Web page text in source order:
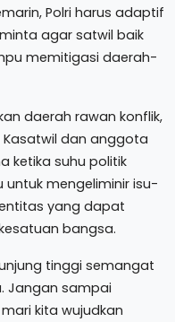
Polri harus adaptif
agar satwil baik
memitigasi daerah-
daerah rawan konflik,
dan anggota
ketika suhu politik
untuk mengeliminir isu-
yang dapat
bangsa.
tinggi semangat
Jangan sampai
kita wujudkan